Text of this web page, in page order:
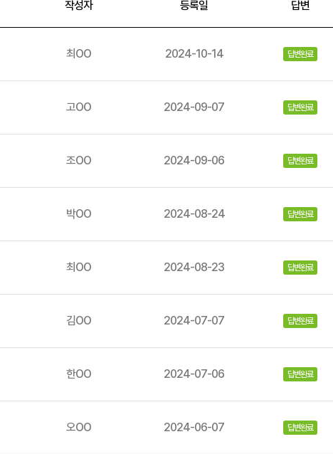
작성자 등록일 답변
최OO 2024-10-14 답변완료
고OO 2024-09-07 답변완료
조OO 2024-09-06 답변완료
박OO 2024-08-24 답변완료
최OO 2024-08-23 답변완료
김OO 2024-07-07 답변완료
한OO 2024-07-06 답변완료
오OO 2024-06-07 답변완료